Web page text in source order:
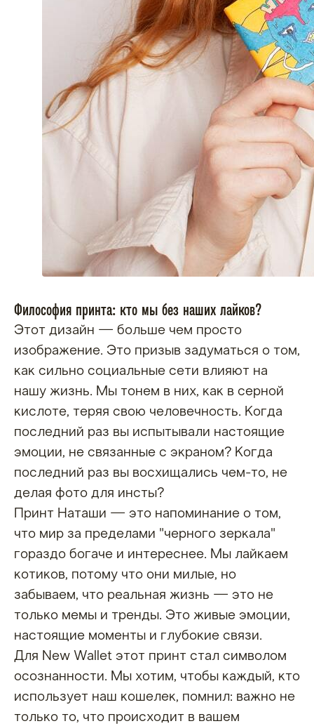
Философия принта: кто мы без наших лайков?
Этот дизайн — больше чем просто
изображение. Это призыв задуматься о том,
как сильно социальные сети влияют на
нашу жизнь. Мы тонем в них, как в серной
кислоте, теряя свою человечность. Когда
последний раз вы испытывали настоящие
эмоции, не связанные с экраном? Когда
последний раз вы восхищались чем-то, не
делая фото для инсты?
Принт Наташи — это напоминание о том,
что мир за пределами "черного зеркала"
гораздо богаче и интереснее. Мы лайкаем
котиков, потому что они милые, но
забываем, что реальная жизнь — это не
только мемы и тренды. Это живые эмоции,
настоящие моменты и глубокие связи.
Для New Wallet этот принт стал символом
осознанности. Мы хотим, чтобы каждый, кто
использует наш кошелек, помнил: важно не
только то, что происходит в вашем